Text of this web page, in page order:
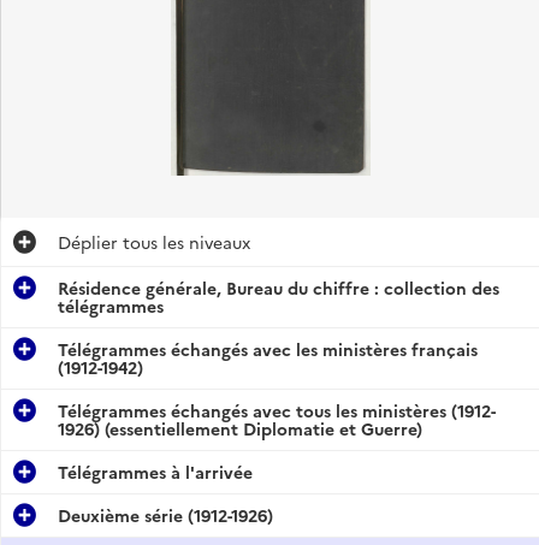
Déplier tous les niveaux
Résidence générale, Bureau du chiffre : collection des
télégrammes
Télégrammes échangés avec les ministères français
(1912-1942)
Télégrammes échangés avec tous les ministères (1912-
1926) (essentiellement Diplomatie et Guerre)
Télégrammes à l'arrivée
Deuxième série (1912-1926)